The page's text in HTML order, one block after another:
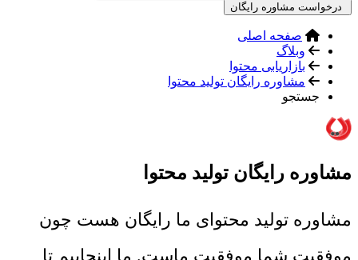
درخواست مشاوره رایگان
صفحه اصلی
وبلاگ
بازاریابی محتوا
مشاوره رایگان تولید محتوا
جستجو
مشاوره رایگان تولید محتوا
مشاوره تولید محتوای ما رایگان هست چون
موفقیت شما موفقیت ماست. ما اینجاییم تا